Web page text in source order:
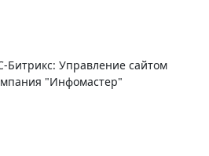
Битрикс: Управление сайтом
"Инфомастер"